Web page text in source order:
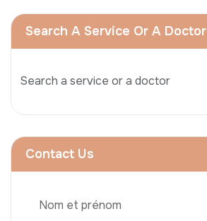
Search A Service Or A Doctor
Contact Us